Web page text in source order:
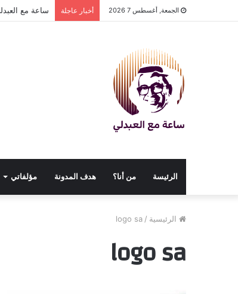
الجمعة, أغسطس 7 2026 أخبار عاجلة ساعة مع
الرئيسة من أنا؟ هدف المدونة مؤلفاتي
الرئيسية /
logo sa
logo sa